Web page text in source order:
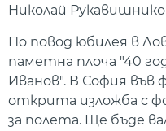
Николай
По повод юбилея в
паметна плоча "40
Иванов". В София
открита изложба с
за полета. Ще бъде